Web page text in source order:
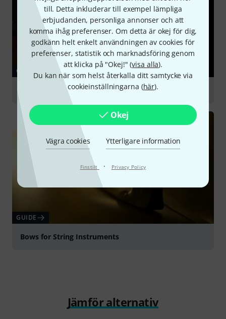
till. Detta inkluderar till exempel lämpliga
erbjudanden, personliga annonser och att
komma ihåg preferenser. Om detta är okej för dig,
godkänn helt enkelt användningen av cookies för
preferenser, statistik och marknadsföring genom
att klicka på "Okej!" (visa alla).
Du kan när som helst återkalla ditt samtycke via
cookieinställningarna (här).
Okej
Vägra cookies Ytterligare information
Finstilt · Privacy Policy
GUIDE
GUIDE
Bows for String Instruments
Jämför alternativ